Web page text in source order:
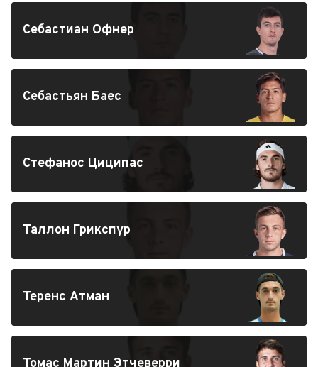
Себастиан Офнер
Себастьян Баес
Стефанос Циципас
Таллон Грикспур
Теренс Атман